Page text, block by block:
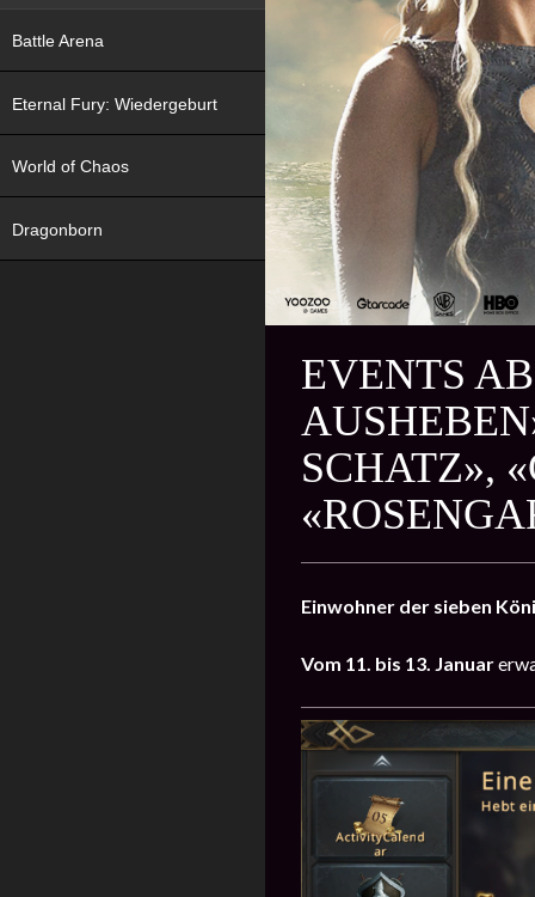
EVENTS
SCHATZ»,
Einwohner der sieben
Vom 11. bis 13. Januar
Battle Arena
Eternal Fury: Wiedergeburt
World of Chaos
Dragonborn